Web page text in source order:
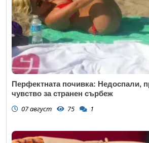
Перфектната почивка: Недоспали,
чувство за странен сърбеж
07 август 75 1